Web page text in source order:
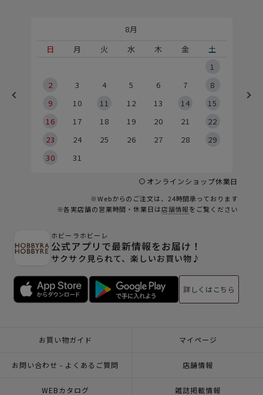
8月
日
月 火 水 木 金
土
1
2
3 4 5 6 7
8
9
10 11 12 13 14
15
16
17 18 19 20 21
22
23
24 25 26 27 28
29
30
31
オンラインショップ休業日
※Webからのご注文は、24時間承っております
※各実店舗の営業時間・休業日は店舗情報をご覧ください
ホビーラホビーレ
公式アプリで最新情報をお届け！
サクサク見られて、楽しいお買い物♪
詳しくはこちら
お買い物ガイド マイページ
お問い合わせ - よくあるご質問 店舗情報
WEBカタログ 雑誌掲載情報